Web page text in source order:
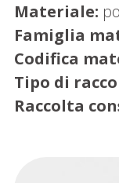
Materiale:
Famiglia
Codifica
Tipo di
Raccolta